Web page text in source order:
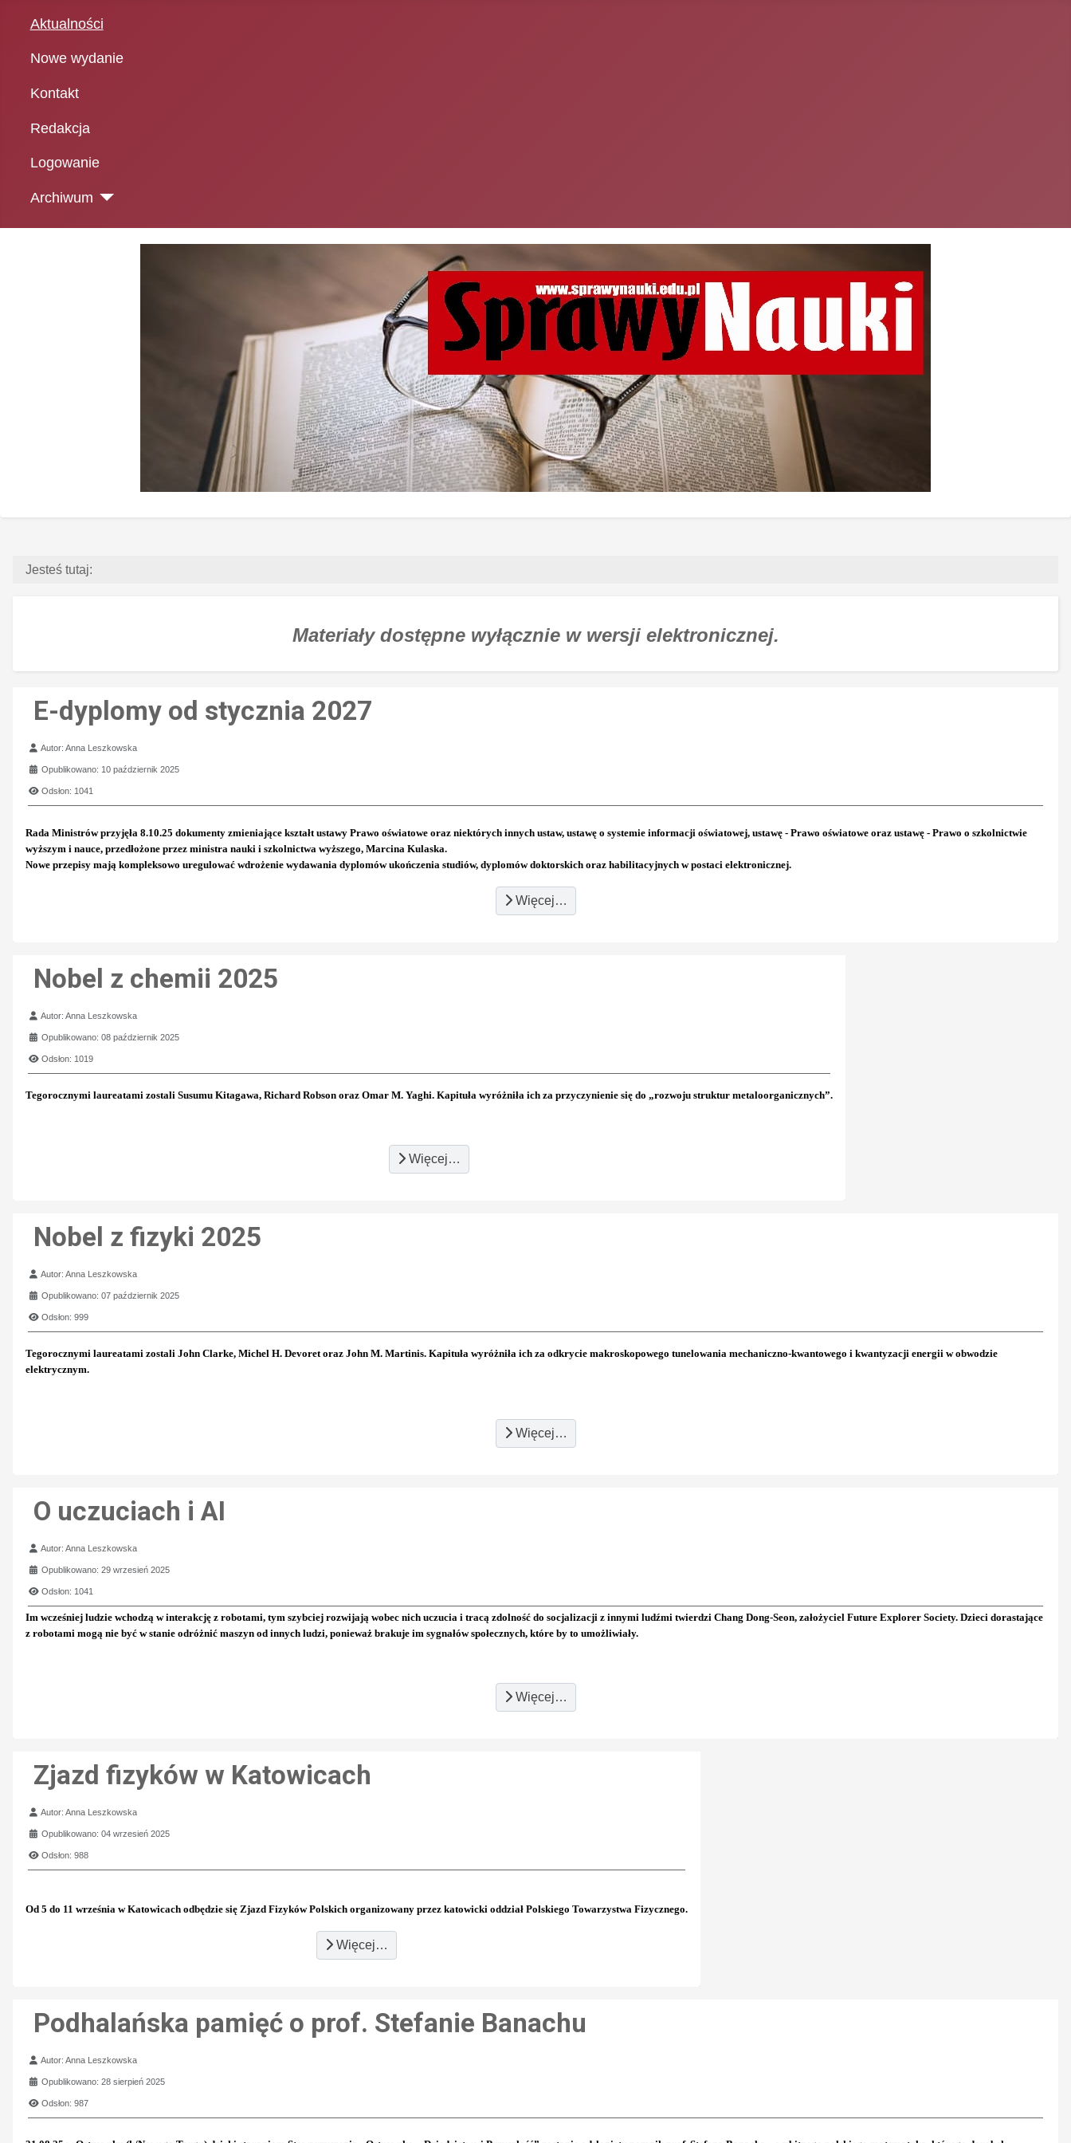
Aktualności
Nowe wydanie
Kontakt
Redakcja
Logowanie
Archiwum
Jesteś tutaj:
Materiały dostępne wyłącznie w wersji elektronicznej.
E-dyplomy od stycznia 2027
Szczegóły
Autor:Anna Leszkowska
Opublikowano: 10 październik 2025
Odsłon: 1041
Rada Ministrów przyjęła 8.10.25 dokumenty zmieniające kształt ustawy Prawo oświatowe oraz niektórych innych ustaw, ustawę o systemie informacji oświatowej, ustawę - Prawo oświatowe oraz ustawę - Prawo o szkolnictwie
wyższym i nauce, przedłożone przez ministra nauki i szkolnictwa wyższego, Marcina Kulaska.
Nowe przepisy mają kompleksowo uregulować wdrożenie wydawania dyplomów ukończenia studiów, dyplomów doktorskich oraz habilitacyjnych w postaci elektronicznej.
Więcej…
Nobel z chemii 2025
Szczegóły
Autor:Anna Leszkowska
Opublikowano: 08 październik 2025
Odsłon: 1019
Tegorocznymi laureatami zostali Susumu Kitagawa, Richard Robson oraz Omar M. Yaghi. Kapituła wyróżniła ich za przyczynienie się do „rozwoju struktur metaloorganicznych”.
Więcej…
Nobel z fizyki 2025
Szczegóły
Autor:Anna Leszkowska
Opublikowano: 07 październik 2025
Odsłon: 999
Tegorocznymi laureatami zostali John Clarke, Michel H. Devoret oraz John M. Martinis. Kapituła wyróżniła ich za odkrycie makroskopowego tunelowania mechaniczno-kwantowego i kwantyzacji energii w obwodzie
elektrycznym.
Więcej…
O uczuciach i AI
Szczegóły
Autor:Anna Leszkowska
Opublikowano: 29 wrzesień 2025
Odsłon: 1041
Im wcześniej ludzie wchodzą w interakcję z robotami, tym szybciej rozwijają wobec nich uczucia i tracą zdolność do socjalizacji z innymi ludźmi twierdzi Chang Dong-Seon, założyciel Future Explorer Society. Dzieci dorastające
z robotami mogą nie być w stanie odróżnić maszyn od innych ludzi, ponieważ brakuje im sygnałów społecznych, które by to umożliwiały.
Więcej…
Zjazd fizyków w Katowicach
Szczegóły
Autor:Anna Leszkowska
Opublikowano: 04 wrzesień 2025
Odsłon: 988
Od 5 do 11 września w Katowicach odbędzie się Zjazd Fizyków Polskich organizowany przez katowicki oddział Polskiego Towarzystwa Fizycznego.
Więcej…
Podhalańska pamięć o prof. Stefanie Banachu
Szczegóły
Autor:Anna Leszkowska
Opublikowano: 28 sierpień 2025
Odsłon: 987